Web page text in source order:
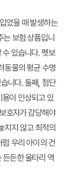
었을 때 발생하는
보험 상품입니
있습니다. 펫보
동물의 평균 수명
니다. 둘째, 첨단
이 인상되고 있
호자가 감당해야
치지 않고 최적의
럼 우리 아이의 건
든든한 울타리 역